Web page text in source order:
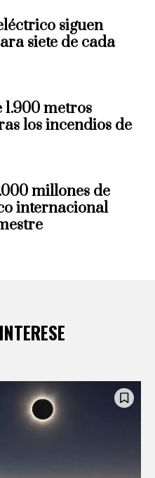
siguen
siete de cada
metros
los incendios de
millones de
internacional